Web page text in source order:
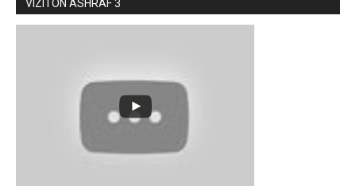
VIZITON ASHRAF 3